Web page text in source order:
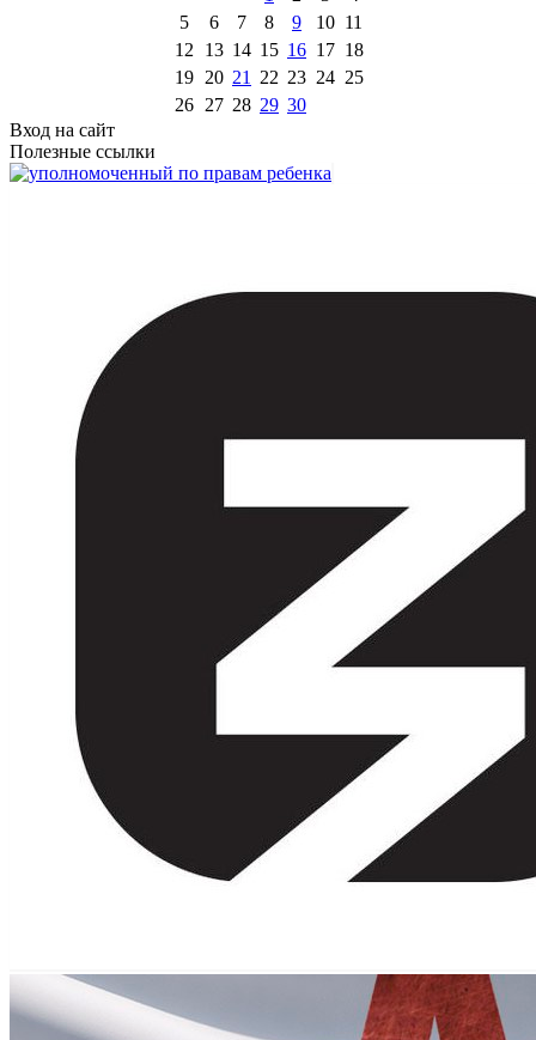
5
6 7 8 9 10 11
12
13 14 15 16 17 18
19 20 21 22 23 24 25
26 27 28 29 30
Вход на сайт
Полезные ссылки